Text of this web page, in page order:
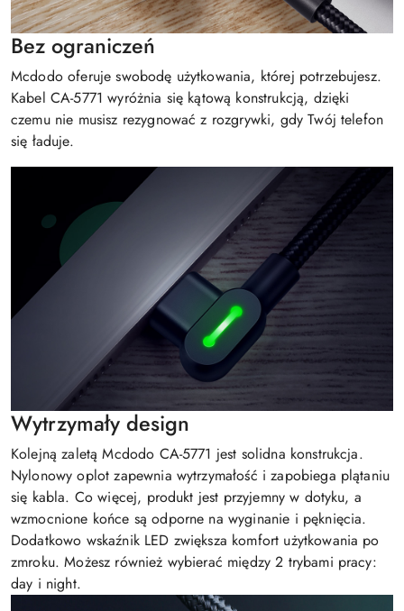
Bez ograniczeń
Mcdodo oferuje swobodę użytkowania, której potrzebujesz.
Kabel CA-5771 wyróżnia się kątową konstrukcją, dzięki
czemu nie musisz rezygnować z rozgrywki, gdy Twój telefon
się ładuje.
Wytrzymały design
Kolejną zaletą Mcdodo CA-5771 jest solidna konstrukcja.
Nylonowy oplot zapewnia wytrzymałość i zapobiega plątaniu
się kabla. Co więcej, produkt jest przyjemny w dotyku, a
wzmocnione końce są odporne na wyginanie i pęknięcia.
Dodatkowo wskaźnik LED zwiększa komfort użytkowania po
zmroku. Możesz również wybierać między 2 trybami pracy:
day i night.